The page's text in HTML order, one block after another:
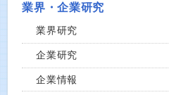
業界・企業研究
業界研究
企業研究
企業情報